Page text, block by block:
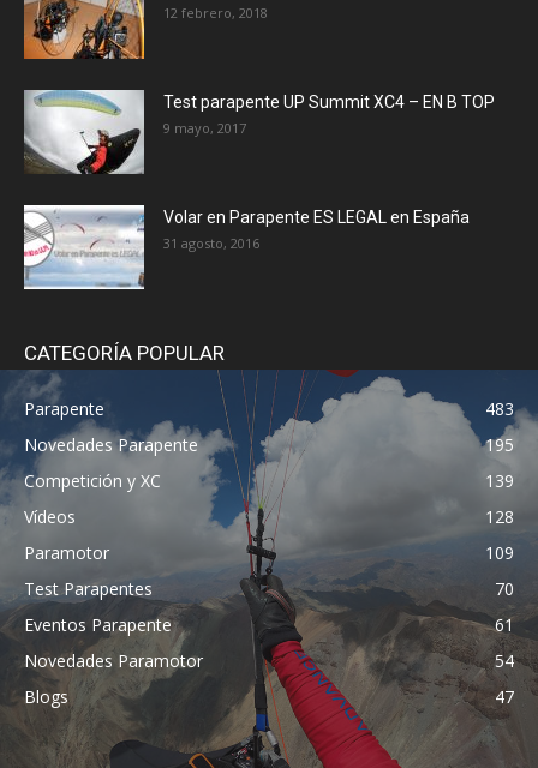
12 febrero, 2018
Test parapente UP Summit XC4 – EN B TOP
9 mayo, 2017
Volar en Parapente ES LEGAL en España
31 agosto, 2016
CATEGORÍA POPULAR
Parapente
483
Novedades Parapente
195
Competición y XC
139
Vídeos
128
Paramotor
109
Test Parapentes
70
Eventos Parapente
61
Novedades Paramotor
54
Blogs
47